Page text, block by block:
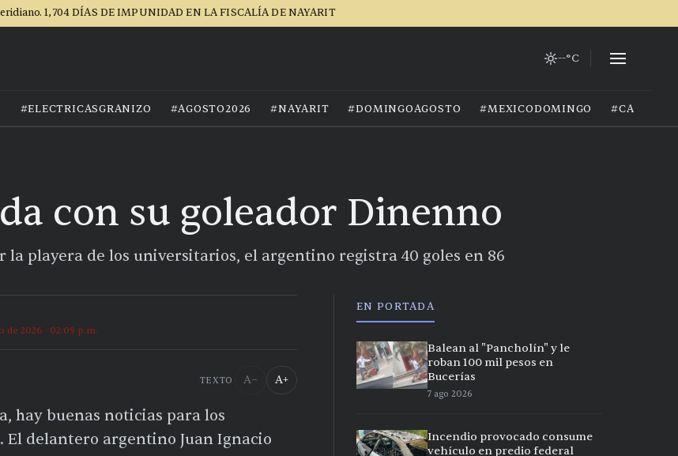
1,704 DÍAS DE IMPUNIDAD EN LA FISCALÍA DE NAYARIT
--°C
#ELECTRICASGRANIZO #AGOSTO2026 #NAYARIT #DOMINGOAGOSTO #MEXICODOMINGO
con su goleador Dinenno
la playera de los universitarios, el argentino registra 40 goles en 86
de 2026 · 02:09 p.m.
TEXTO A− A+
hay buenas noticias para los
El delantero argentino Juan Ignacio
EN PORTADA
Balean al "Pancholín" y le
roban 100 mil pesos en
Bucerías
7 ago 2026
Incendio provocado consume
vehículo en predio federal